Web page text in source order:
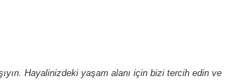
Hayalinizdeki yaşam alanı için bizi tercih edin ve